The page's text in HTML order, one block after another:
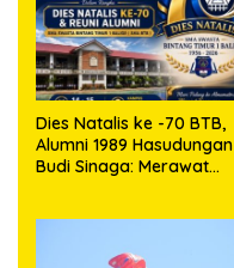
Dies Natalis ke -70 BTB,
Alumni 1989 Hasudungan
Budi Sinaga: Merawat